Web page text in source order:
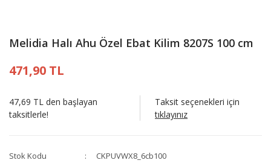
Melidia Halı Ahu Özel Ebat Kilim 8207S 100 cm
471,90 TL
47,69 TL den başlayan
taksitlerle!
Taksit seçenekleri için
tıklayınız
Stok Kodu
CKPUVWX8_6cb100